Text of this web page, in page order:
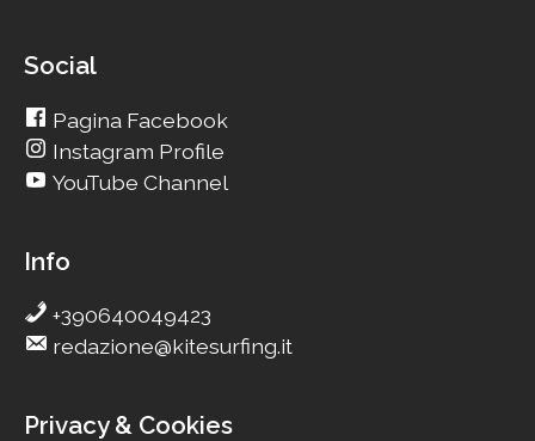
Social
Pagina Facebook
Instagram Profile
YouTube Channel
Info
+390640049423
redazione@kitesurfing.it
Privacy & Cookies